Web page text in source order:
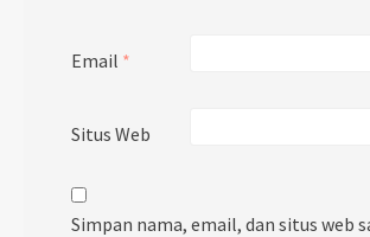
Email *
Situs Web
Simpan nama, email, dan situs web